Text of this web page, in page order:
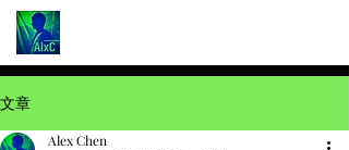
文章
Alex Chen